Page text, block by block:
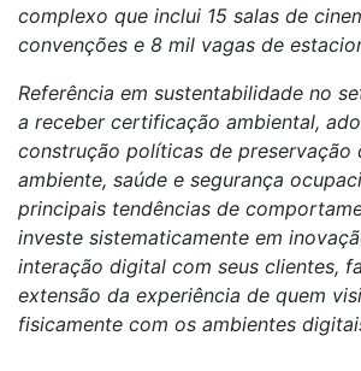
complexo que inclui 15 salas de
convenções e 8 mil vagas de
Referência em sustentabilidade no
a receber certificação ambiental,
construção políticas de preservação
ambiente, saúde e segurança
principais tendências de
investe sistematicamente em
interação digital com seus clientes,
extensão da experiência de quem
fisicamente com os ambientes